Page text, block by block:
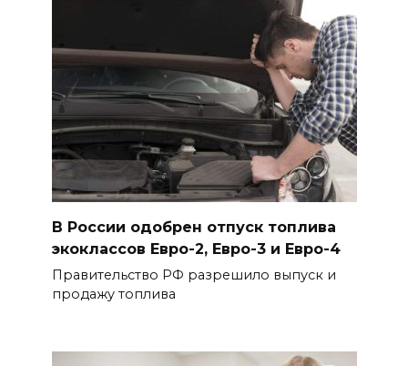
В России одобрен отпуск топлива
экоклассов Евро-2, Евро-3 и Евро-4
Правительство РФ разрешило выпуск и
продажу топлива